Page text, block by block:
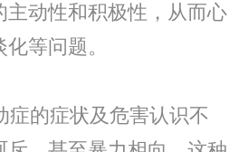
动性和积极性，从而心
等问题。
的症状及危害认识不